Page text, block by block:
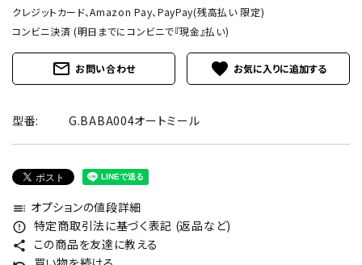
クレジットカード、Amazon Pay、PayPay(残高払い 限定)
コンビニ決済 (明日までにコンビニで『現金』払い)
mail_outline お問い合わせ favorite
型番: G.BABA004オートミール
toc オプションの値段詳細
error_outline 特定商取引法に基づく表記 (返品など)
share この商品を友達に教える